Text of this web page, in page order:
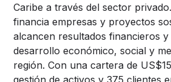
Caribe a través del sector
financia empresas y proyectos
alcancen resultados financieros y
desarrollo económico, social y
región. Con una cartera de
gestión de activos y 375 clientes